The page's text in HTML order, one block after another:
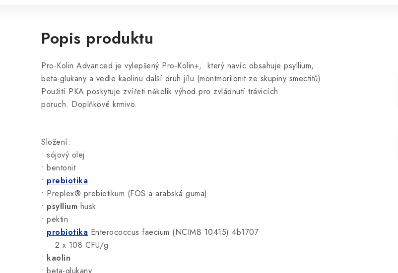
Popis produktu
Pro-Kolin Advanced je vylepšený Pro-Kolin+, který navíc obsahuje psyllium,
beta-glukany a vedle kaolinu další druh jílu (montmorilonit ze skupiny smectitů).
Použití PKA poskytuje zvířeti několik výhod pro zvládnutí trávicích
poruch. Doplňkové krmivo.
Složení:
• sójový olej
• bentonit
• prebiotika
• Preplex® prebiotikum (FOS a arabská guma)
• psyllium husk
• pektin
• probiotika Enterococcus faecium (NCIMB 10415) 4b1707
• 2 x 108 CFU/g
• kaolin